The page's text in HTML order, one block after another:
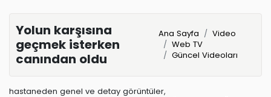
Yolun karşısına
geçmek isterken
canından oldu
Ana Sayfa
Video
Web TV
Güncel Videoları
hastaneden genel ve detay görüntüler,